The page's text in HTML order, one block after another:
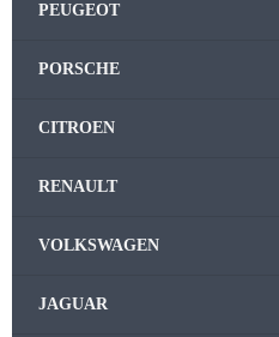
PEUGEOT
PORSCHE
CITROEN
RENAULT
VOLKSWAGEN
JAGUAR